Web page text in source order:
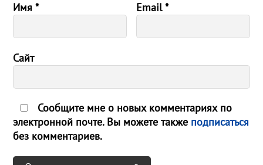
Имя* Email*
Сайт
Сообщите мне о новых комментариях по
электронной почте. Вы можете также подписаться
без комментариев.